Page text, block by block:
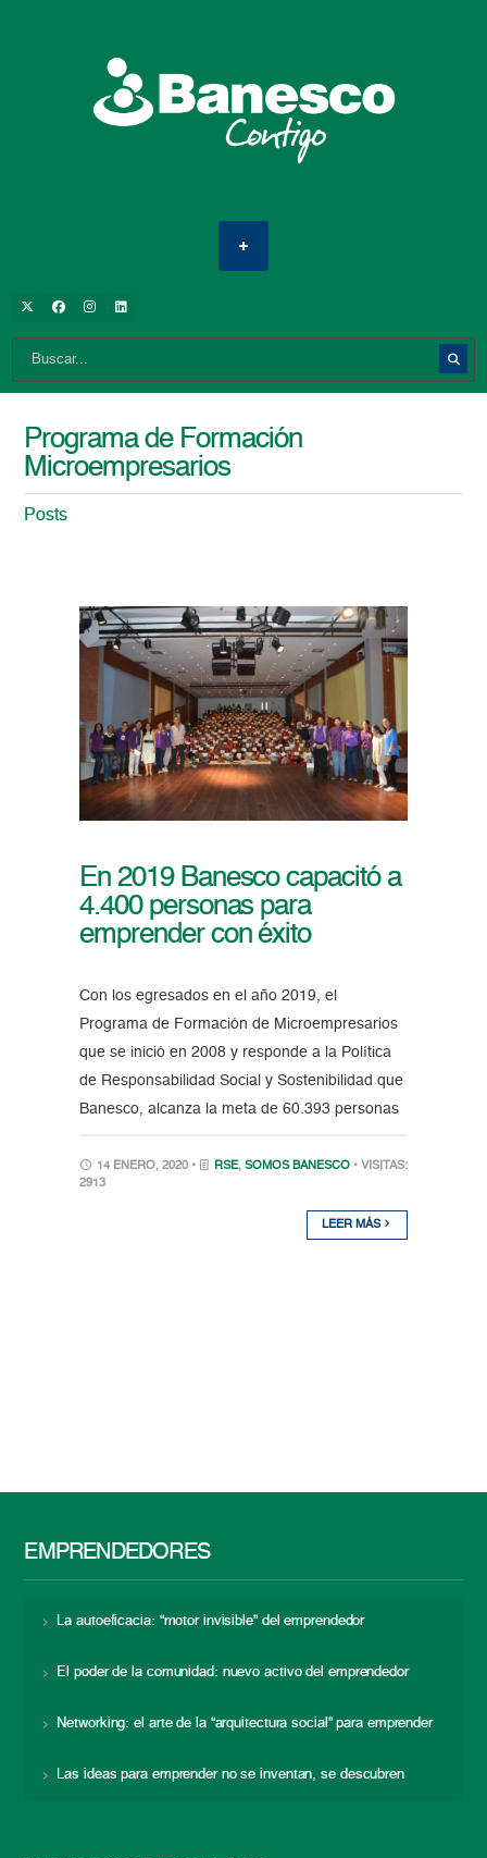
Programa de Formación
Microempresarios
Posts
En 2019 Banesco capacitó a
4.400 personas para
emprender con éxito
Con los egresados en el año 2019, el
Programa de Formación de Microempresarios
que se inició en 2008 y responde a la Política
de Responsabilidad Social y Sostenibilidad que
Banesco, alcanza la meta de 60.393 personas
14 ENERO, 2020 • RSE, SOMOS BANESCO • VISITAS:
2913
LEER MÁS
EMPRENDEDORES
La autoeficacia: “motor invisible” del emprendedor
El poder de la comunidad: nuevo activo del emprendedor
Networking: el arte de la “arquitectura social” para emprender
Las ideas para emprender no se inventan, se descubren